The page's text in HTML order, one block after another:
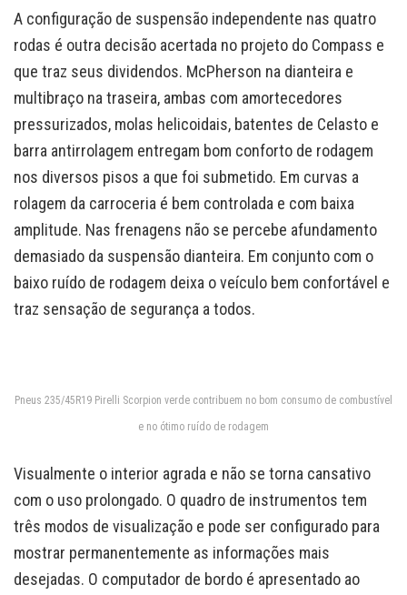
A configuração de suspensão independente nas quatro
rodas é outra decisão acertada no projeto do Compass e
que traz seus dividendos. McPherson na dianteira e
multibraço na traseira, ambas com amortecedores
pressurizados, molas helicoidais, batentes de Celasto e
barra antirrolagem entregam bom conforto de rodagem
nos diversos pisos a que foi submetido. Em curvas a
rolagem da carroceria é bem controlada e com baixa
amplitude. Nas frenagens não se percebe afundamento
demasiado da suspensão dianteira. Em conjunto com o
baixo ruído de rodagem deixa o veículo bem confortável e
traz sensação de segurança a todos.
Pneus 235/45R19 Pirelli Scorpion verde contribuem no bom consumo de combustível
e no ótimo ruído de rodagem
Visualmente o interior agrada e não se torna cansativo
com o uso prolongado. O quadro de instrumentos tem
três modos de visualização e pode ser configurado para
mostrar permanentemente as informações mais
desejadas. O computador de bordo é apresentado ao